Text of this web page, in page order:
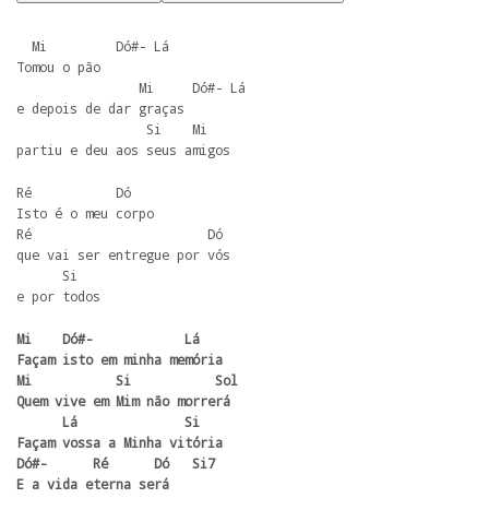
Tomou o pão
e depois de dar graças
partiu e deu aos seus amigos
Ré           Dó
Isto é o meu corpo
Ré                       Dó
que vai ser entregue por vós
e por todos
Mi    Dó#-            Lá
Façam isto em minha memória
Mi           Si           Sol
Quem vive em Mim não morrerá
Façam vossa a Minha vitória
Dó#-      Ré      Dó   Si7
E a vida eterna será